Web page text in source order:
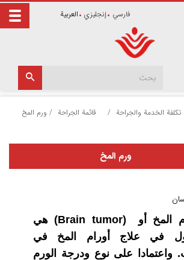
فارسي إنجليزي العربية
تكلفة الخدمة والجراحة / قائمة الجراحة / ورم المخ
ورم المخ
جراحة أورام المخ أو (Brain tumor) هي
في علاج أورام المخ في
واعتمادا على نوع ودرجة الورم